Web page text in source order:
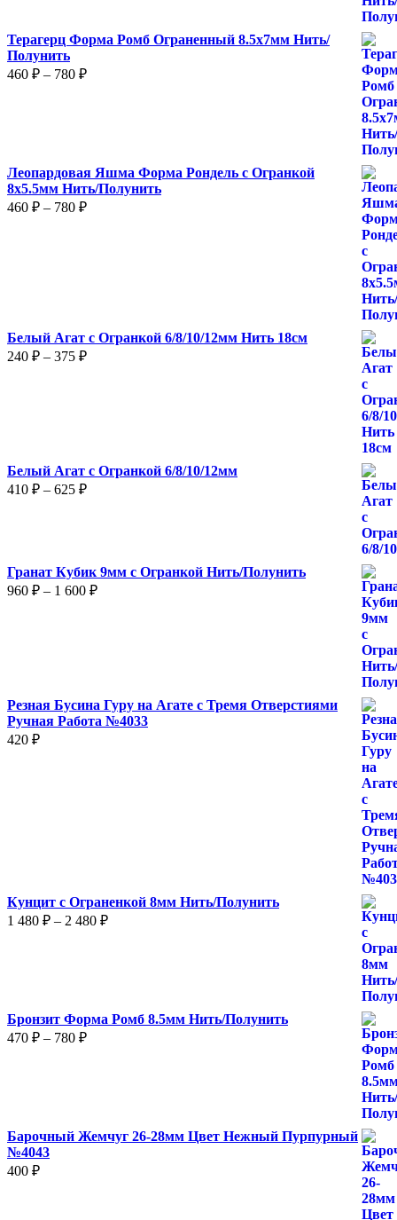
Терагерц Форма Ромб Ограненный 8.5х7мм Нить/
Полунить
460 ₽ – 780 ₽Диапазон
Леопардовая Яшма Форма Рондель с Огранкой
8х5.5мм Нить/Полунить
460 ₽ – 780 ₽Диапазон
Белый Агат с Огранкой 6/8/10/12мм Нить 18см
240 ₽ – 375 ₽Диапазон
Белый Агат с Огранкой 6/8/10/12мм
410 ₽ – 625 ₽Диапазон
Гранат Кубик 9мм с Огранкой Нить/Полунить
960 ₽ – 1 600 ₽Диапазон
Резная Бусина Гуру на Агате с Тремя Отверстиями
Ручная Работа №4033
420 ₽
Кунцит с Ограненкой 8мм Нить/Полунить
1 480 ₽ – 2 480 ₽Диапазон
480 ₽
Бронзит Форма Ромб 8.5мм Нить/Полунить
470 ₽ – 780 ₽Диапазон
Барочный Жемчуг 26-28мм Цвет Нежный Пурпурный
№4043
400 ₽